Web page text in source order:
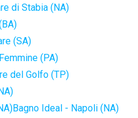
di Stabia (NA)
(SA)
(PA)
del Golfo (TP)
Bagno Ideal - Napoli (NA)